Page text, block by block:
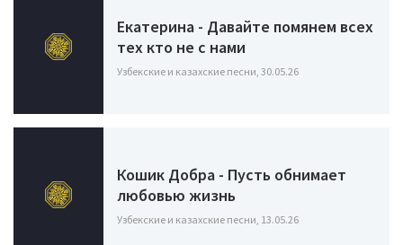
Екатерина - Давайте помянем всех
тех кто не с нами
Узбекские и казахские песни, 30.05.26
Кошик Добра - Пусть обнимает
любовью жизнь
Узбекские и казахские песни, 13.05.26